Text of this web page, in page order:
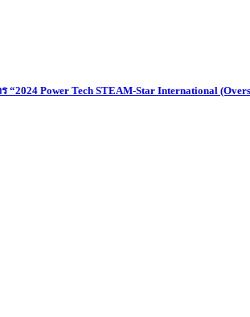
Power Tech STEAM-Star International